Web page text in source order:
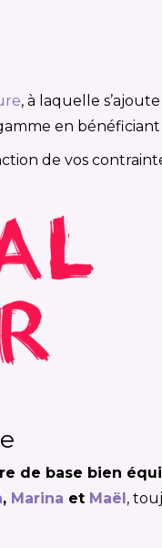
, à laquelle
en
de vos
de base bien
, Marina et Maël,